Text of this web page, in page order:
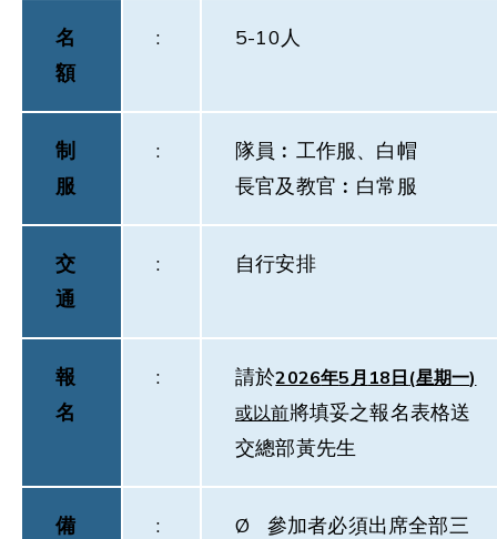
名
額
: 5-10人
制
服
:
隊員︰工作服、白帽
長官及教官︰白常服
交
通
: 自行安排
報
名
: 請於2026年5 月 18 日 (星期一)
或以前將填妥之報名表格送
交總部黃先生
備
:
Ø 參加者必須出席全部三